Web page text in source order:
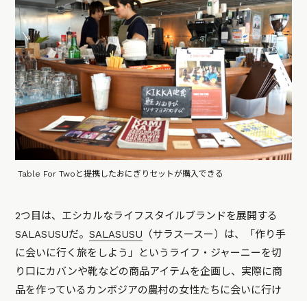
Table For Twoと提携したおにぎりセットが購入できる
2つ目は、エシカルなライフスタイルブランドを展開する
SALASUSUだ。SALASUSU （サラスースー）は、「作り手
に会いに行く旅をしよう」というライフ・ジャーニーを切
り口にカバンや靴などの商品アイテムを企画し、実際に商
品を作っているカンボジアの農村の女性たちに会いに行け